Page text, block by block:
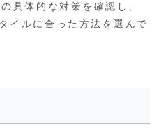
具体的な対策を確認し、
イルに合った方法を選んで